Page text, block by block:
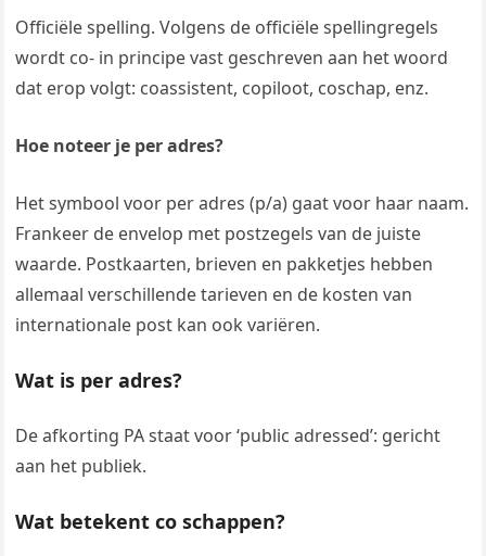
Officiële spelling. Volgens de officiële spellingregels
wordt co- in principe vast geschreven aan het woord
dat erop volgt: coassistent, copiloot, coschap, enz.
Hoe noteer je per adres?
Het symbool voor per adres (p/a) gaat voor haar naam.
Frankeer de envelop met postzegels van de juiste
waarde. Postkaarten, brieven en pakketjes hebben
allemaal verschillende tarieven en de kosten van
internationale post kan ook variëren.
Wat is per adres?
De afkorting PA staat voor ‘public adressed’: gericht
aan het publiek.
Wat betekent co schappen?